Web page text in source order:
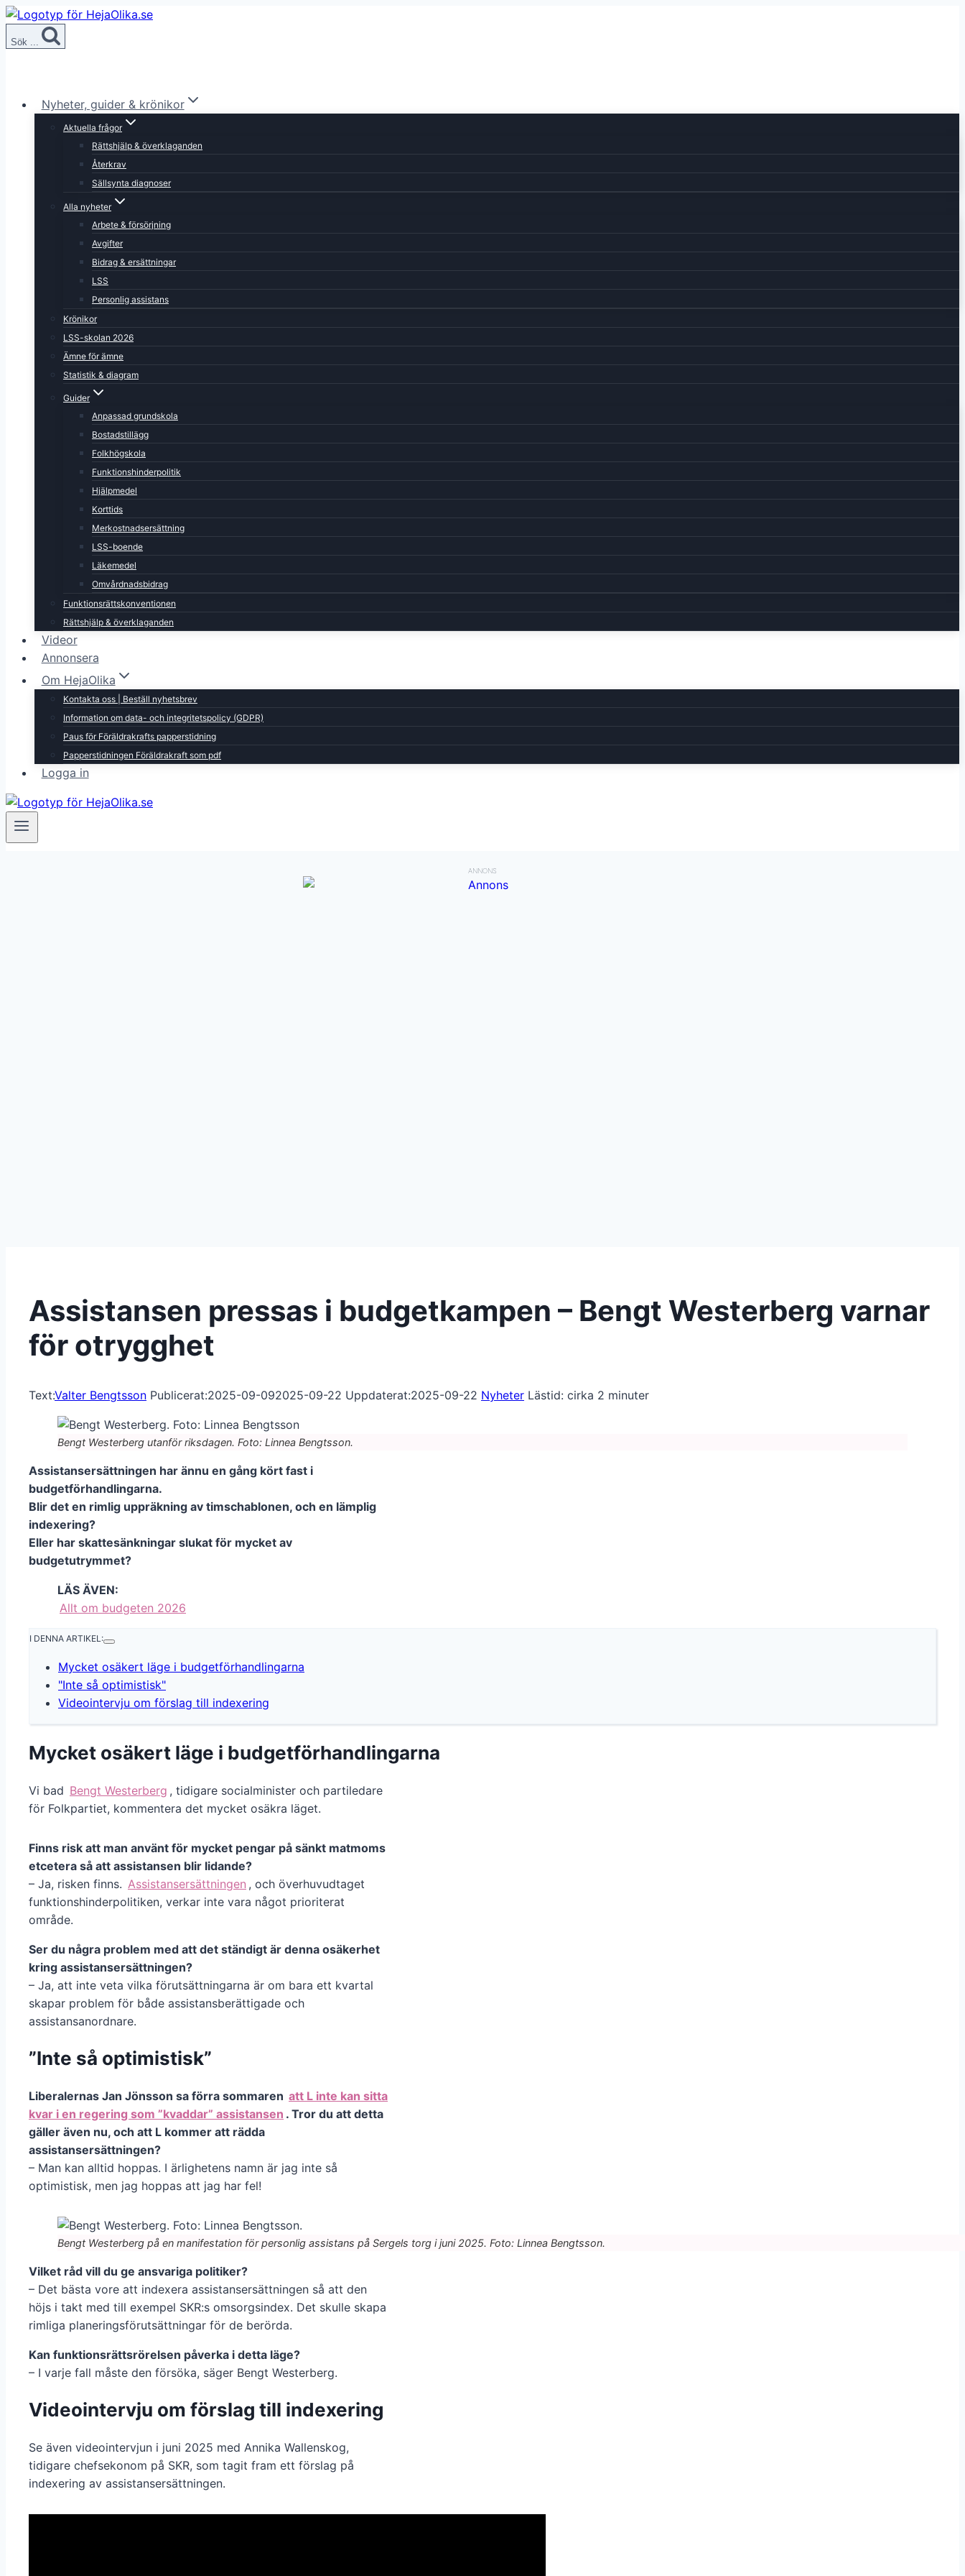
Skip
content
Sök ...
Nyheter, guider & krönikor
Aktuella frågor
Rättshjälp & överklaganden
Återkrav
Sällsynta diagnoser
Alla nyheter
Arbete & försörjning
Avgifter
Bidrag & ersättningar
LSS
Personlig assistans
Krönikor
LSS-skolan 2026
Ämne för ämne
Statistik & diagram
Guider
Anpassad grundskola
Bostadstillägg
Folkhögskola
Funktionshinderpolitik
Hjälpmedel
Korttids
Merkostnadsersättning
LSS-boende
Läkemedel
Omvårdnadsbidrag
Funktionsrättskonventionen
Rättshjälp & överklaganden
Videor
Annonsera
Om HejaOlika
Kontakta oss | Beställ nyhetsbrev
Information om data- och integritetspolicy (GDPR)
Paus för Föräldrakrafts papperstidning
Papperstidningen Föräldrakraft som pdf
Logga in
ANNONS
Assistansen pressas i budgetkampen – Bengt Westerberg varnar
för otrygghet
Text:Valter Bengtsson Publicerat:2025-09-092025-09-22 Uppdaterat:2025-09-22 Nyheter Lästid: cirka 2 minuter
Bengt Westerberg utanför riksdagen. Foto: Linnea Bengtsson.
Assistansersättningen har ännu en gång kört fast i
budgetförhandlingarna.
Blir det en rimlig uppräkning av timschablonen, och en lämplig
indexering?
Eller har skattesänkningar slukat för mycket av
budgetutrymmet?
LÄS ÄVEN:
Allt om budgeten 2026
I DENNA ARTIKEL:
Mycket osäkert läge i budgetförhandlingarna
"Inte så optimistisk"
Videointervju om förslag till indexering
Mycket osäkert läge i budgetförhandlingarna
Vi bad Bengt Westerberg , tidigare socialminister och partiledare
för Folkpartiet, kommentera det mycket osäkra läget.
Finns risk att man använt för mycket pengar på sänkt matmoms
etcetera så att assistansen blir lidande?
– Ja, risken finns. Assistansersättningen , och överhuvudtaget
funktionshinderpolitiken, verkar inte vara något prioriterat
område.
Ser du några problem med att det ständigt är denna osäkerhet
kring assistansersättningen?
– Ja, att inte veta vilka förutsättningarna är om bara ett kvartal
skapar problem för både assistansberättigade och
assistansanordnare.
”Inte så optimistisk”
Liberalernas Jan Jönsson sa förra sommaren att L inte kan sitta
kvar i en regering som ”kvaddar” assistansen . Tror du att detta
gäller även nu, och att L kommer att rädda
assistansersättningen?
– Man kan alltid hoppas. I ärlighetens namn är jag inte så
optimistisk, men jag hoppas att jag har fel!
Bengt Westerberg på en manifestation för personlig assistans på Sergels torg i juni 2025. Foto: Linnea Bengtsson.
Vilket råd vill du ge ansvariga politiker?
– Det bästa vore att indexera assistansersättningen så att den
höjs i takt med till exempel SKR:s omsorgsindex. Det skulle skapa
rimliga planeringsförutsättningar för de berörda.
Kan funktionsrättsrörelsen påverka i detta läge?
– I varje fall måste den försöka, säger Bengt Westerberg.
Videointervju om förslag till indexering
Se även videointervjun i juni 2025 med Annika Wallenskog,
tidigare chefsekonom på SKR, som tagit fram ett förslag på
indexering av assistansersättningen.